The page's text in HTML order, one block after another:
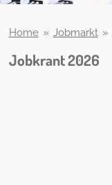
Home » Jobmarkt »
Jobkrant 2026